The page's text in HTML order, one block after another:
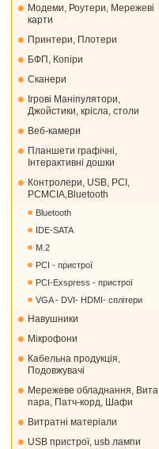
Модеми, Роутери, Мережеві
карти
Принтери, Плотери
БФП, Копіри
Сканери
Ігрові Маніпулятори,
Джойстики, крісла, столи
Веб-камери
Планшети графічні,
Інтерактивні дошки
Контролери, USB, PCI,
PCMCIA,Bluetooth
Bluetooth
IDE-SATA
M.2
PCI - пристрої
PCI-Exspress - пристрої
VGA - DVI- HDMI- сплітери
Навушники
Мікрофони
Кабельна продукція,
Подовжувачі
Мережеве обладнання, Вита
пара, Патч-корд, Шафи
Витратні матеріали
USB пристрої, usb лампи